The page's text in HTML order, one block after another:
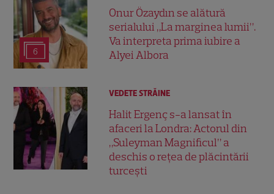
6
Onur Özaydın se alătură
serialului „La marginea lumii”.
Va interpreta prima iubire a
Alyei Albora
VEDETE STRĂINE
Halit Ergenç s-a lansat în
afaceri la Londra: Actorul din
„Suleyman Magnificul” a
deschis o rețea de plăcintării
turcești